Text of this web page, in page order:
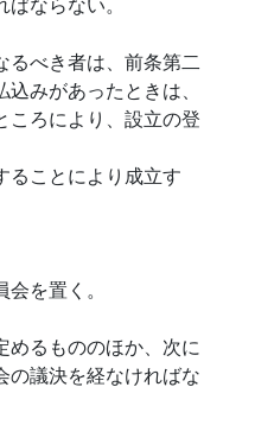
るべき者は、前条第二
みがあったときは、
ころにより、設立の登
ることにより成立す
を置く。
めるもののほか、次に
の議決を経なければな